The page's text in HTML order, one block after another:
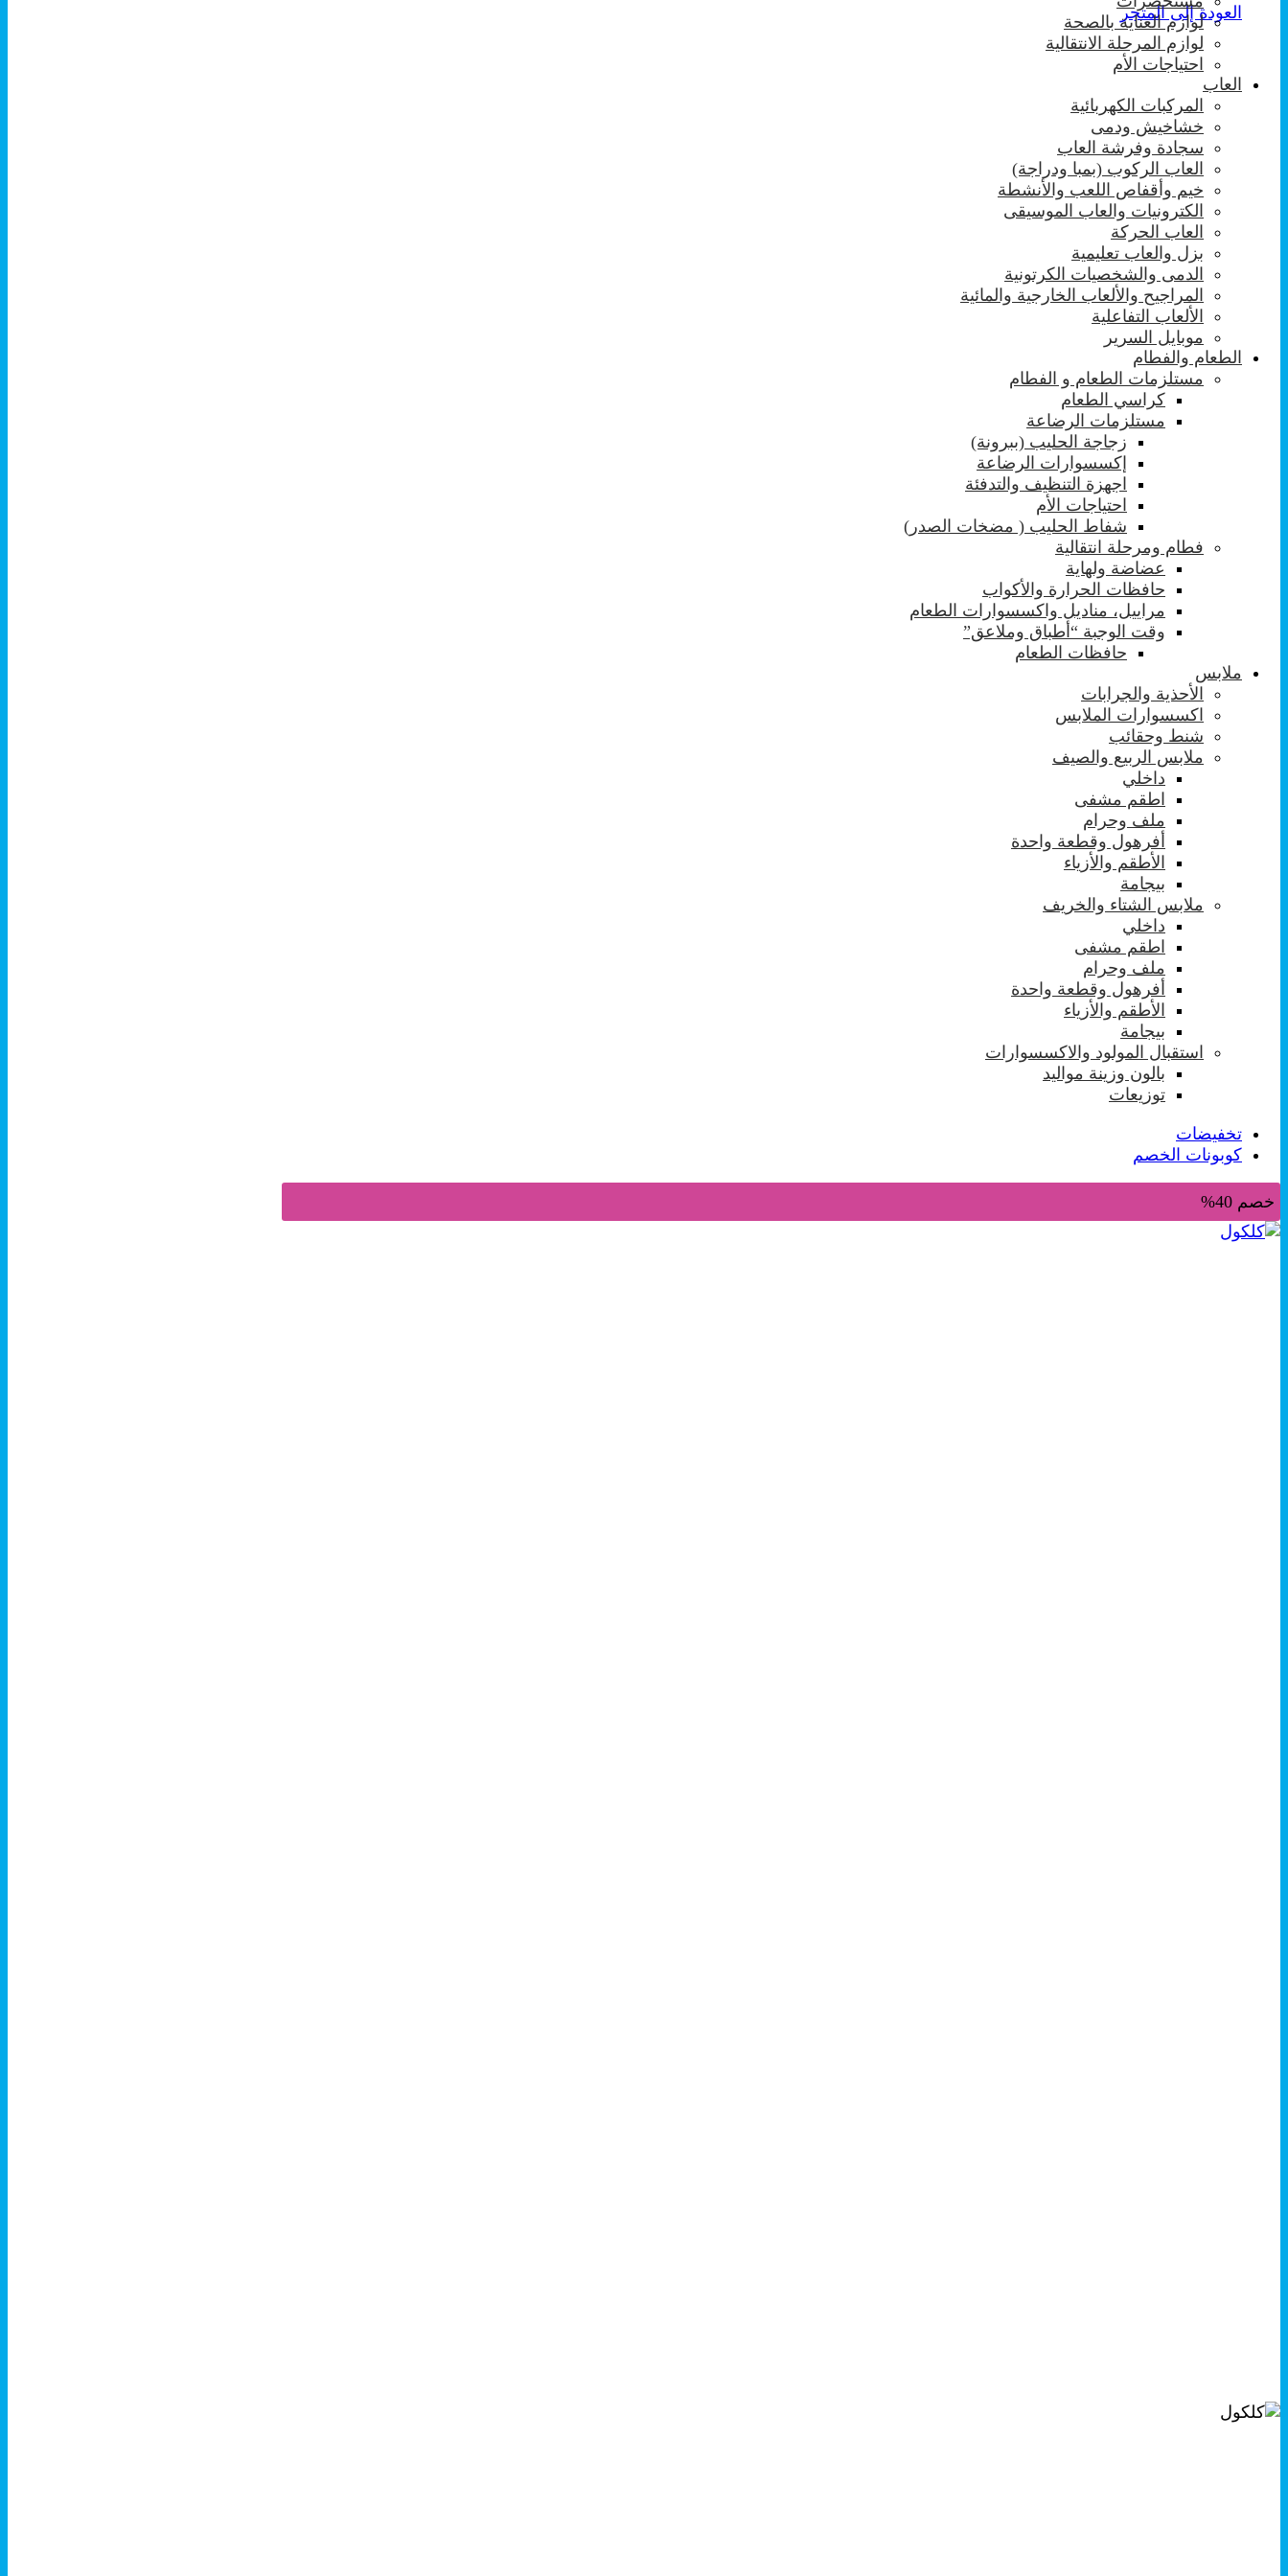
العودة إلى المتجر
لوازم العناية بالصحة
لوازم المرحلة الانتقالية
احتياجات الأم
العاب
المركبات الكهربائية
خشاخيش ودمى
سجادة وفرشة العاب
العاب الركوب (بمبا ودراجة)
خيم وأقفاص اللعب والأنشطة
الكترونيات والعاب الموسيقى
العاب الحركة
بزل والعاب تعليمية
الدمى والشخصيات الكرتونية
المراجيح والألعاب الخارجية والمائية
الألعاب التفاعلية
موبايل السرير
الطعام والفطام
مستلزمات الطعام و الفطام
كراسي الطعام
مستلزمات الرضاعة
زجاجة الحليب (ببرونة)
إكسسوارات الرضاعة
اجهزة التنظيف والتدفئة
احتياجات الأم
شفاط الحليب ( مضخات الصدر)
فطام ومرحلة انتقالية
عضاضة ولهاية
حافظات الحرارة والأكواب
مراييل، مناديل واكسسوارات الطعام
وقت الوجبة “أطباق وملاعق”
حافظات الطعام
ملابس
الأحذية والجرابات
اكسسوارات الملابس
شنط وحقائب
ملابس الربيع والصيف
داخلي
اطقم مشفى
ملف وحرام
أفرهول وقطعة واحدة
الأطقم والأزياء
بيجامة
ملابس الشتاء والخريف
داخلي
اطقم مشفى
ملف وحرام
أفرهول وقطعة واحدة
الأطقم والأزياء
بيجامة
استقبال المولود والاكسسوارات
بالون وزينة مواليد
توزيعات
تخفيضات
كوبونات الخصم
خصم 40%